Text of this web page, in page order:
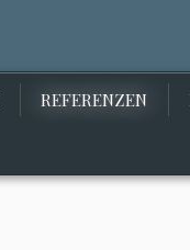
REFERENZEN